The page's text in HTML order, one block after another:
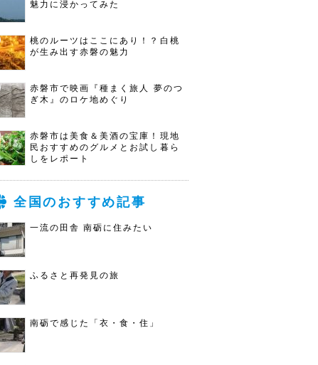
魅力に浸かってみた
桃のルーツはここにあり！？白桃
が生み出す赤磐の魅力
赤磐市で映画『種まく旅人 夢のつ
ぎ木』のロケ地めぐり
赤磐市は美食＆美酒の宝庫！現地
民おすすめのグルメとお試し暮ら
しをレポート
全国のおすすめ記事
一流の田舎 南砺に住みたい
ふるさと再発見の旅
南砺で感じた「衣・食・住」